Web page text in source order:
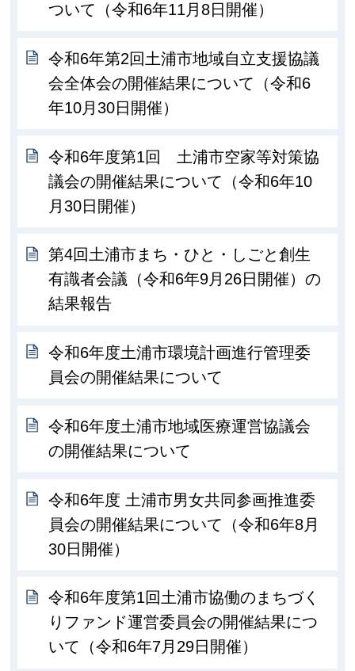
ついて（令和6年11月8日開催）
令和6年第2回土浦市地域自立支援協議
会全体会の開催結果について（令和6
年10月30日開催）
令和6年度第1回 土浦市空家等対策協
議会の開催結果について（令和6年10
月30日開催）
第4回土浦市まち・ひと・しごと創生
有識者会議（令和6年9月26日開催）の
結果報告
令和6年度土浦市環境計画進行管理委
員会の開催結果について
令和6年度土浦市地域医療運営協議会
の開催結果について
令和6年度 土浦市男女共同参画推進委
員会の開催結果について（令和6年8月
30日開催）
令和6年度第1回土浦市協働のまちづく
りファンド運営委員会の開催結果につ
いて（令和6年7月29日開催）